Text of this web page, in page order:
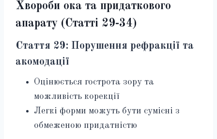
Хвороби ока та придаткового
апарату (Статті 29-34)
Стаття 29: Порушення рефракції та
акомодації
Оцінюється гострота зору та
можливість корекції
Легкі форми можуть бути сумісні з
обмеженою придатністю